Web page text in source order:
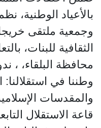
بالأعياد الوطنية،
وجمعية ملتقى
الثقافية للبنات،
محافظة البلقاء، ،
وطننا في استقلالنا:
والمقدسات
قاعة الاستقلال